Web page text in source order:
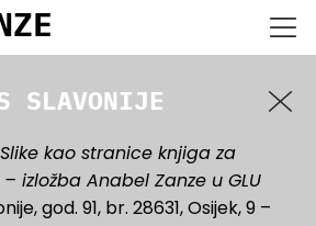
SLAVONIJE
Slike kao stranice knjiga za
izložba Anabel Zanze u GLU
god. 91, br. 28631, Osijek, 9 –